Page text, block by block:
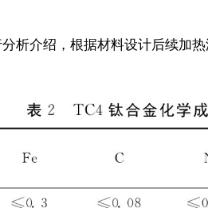
析介绍，根据材料设计后续加